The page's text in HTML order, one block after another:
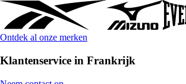
Ontdek al onze merken
Klantenservice in Frankrijk